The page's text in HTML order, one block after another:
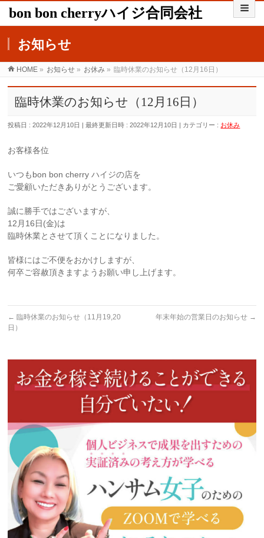
bon bon cherryハイジ合同会社
お知らせ
HOME » お知らせ » お休み » 臨時休業のお知らせ（12月16日）
臨時休業のお知らせ（12月16日）
投稿日 : 2022年12月10日 最終更新日時 : 2022年12月10日 カテゴリー : お休み
お客様各位
いつもbon bon cherry ハイジの店を
ご愛顧いただきありがとうございます。
誠に勝手ではございますが、
12月16日(金)は
臨時休業とさせて頂くことになりました。
皆様にはご不便をおかけしますが、
何卒ご容赦頂きますようお願い申し上げます。
← 臨時休業のお知らせ（11月19,20
日）
年末年始の営業日のお知らせ →